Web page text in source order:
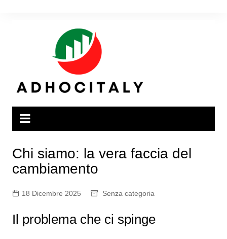
Chi siamo: la vera faccia del
cambiamento
18 Dicembre 2025 Senza categoria
Il problema che ci spinge